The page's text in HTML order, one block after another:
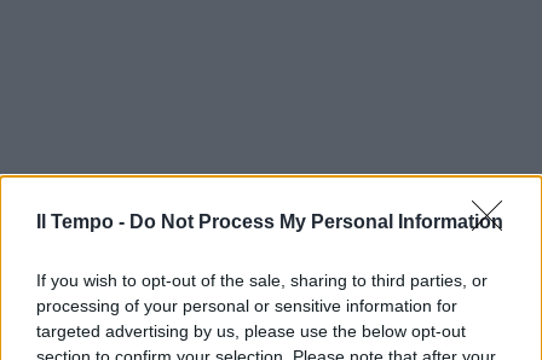
Il Tempo - Do Not Process My Personal Information
If you wish to opt-out of the sale, sharing to third parties, or
processing of your personal or sensitive information for
targeted advertising by us, please use the below opt-out
section to confirm your selection. Please note that after your